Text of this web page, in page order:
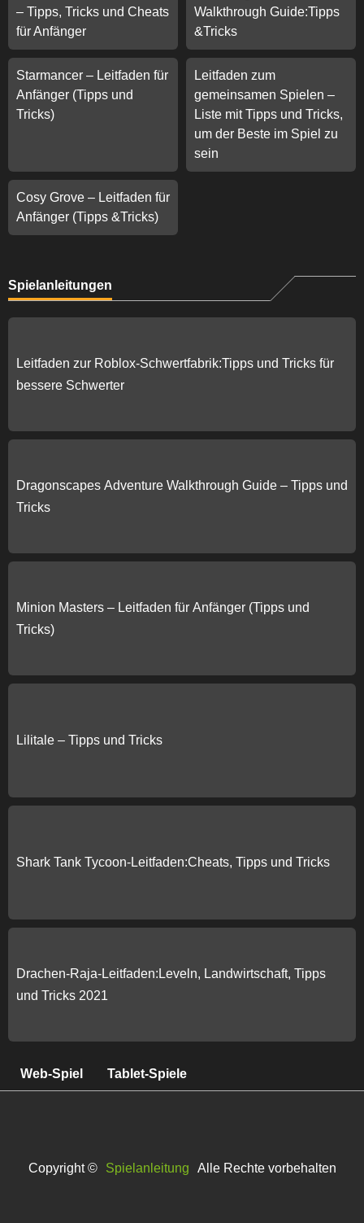
– Tipps, Tricks und Cheats
für Anfänger
Walkthrough Guide:Tipps
&Tricks
Starmancer – Leitfaden für
Anfänger (Tipps und
Tricks)
Leitfaden zum
gemeinsamen Spielen –
Liste mit Tipps und Tricks,
um der Beste im Spiel zu
sein
Cosy Grove – Leitfaden für
Anfänger (Tipps &Tricks)
Spielanleitungen
Leitfaden zur Roblox-Schwertfabrik:Tipps und Tricks für
bessere Schwerter
Dragonscapes Adventure Walkthrough Guide – Tipps und
Tricks
Minion Masters – Leitfaden für Anfänger (Tipps und
Tricks)
Lilitale – Tipps und Tricks
Shark Tank Tycoon-Leitfaden:Cheats, Tipps und Tricks
Drachen-Raja-Leitfaden:Leveln, Landwirtschaft, Tipps
und Tricks 2021
Web-Spiel Tablet-Spiele
Copyright © Spielanleitung Alle Rechte vorbehalten